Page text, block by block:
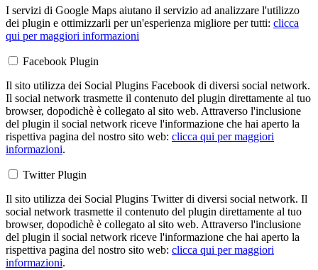
I servizi di Google Maps aiutano il servizio ad analizzare l'utilizzo
dei plugin e ottimizzarli per un'esperienza migliore per tutti: clicca
qui per maggiori informazioni
Facebook Plugin
Il sito utilizza dei Social Plugins Facebook di diversi social network.
Il social network trasmette il contenuto del plugin direttamente al tuo
browser, dopodichè è collegato al sito web. Attraverso l'inclusione
del plugin il social network riceve l'informazione che hai aperto la
rispettiva pagina del nostro sito web: clicca qui per maggiori
informazioni.
Twitter Plugin
Il sito utilizza dei Social Plugins Twitter di diversi social network. Il
social network trasmette il contenuto del plugin direttamente al tuo
browser, dopodichè è collegato al sito web. Attraverso l'inclusione
del plugin il social network riceve l'informazione che hai aperto la
rispettiva pagina del nostro sito web: clicca qui per maggiori
informazioni.